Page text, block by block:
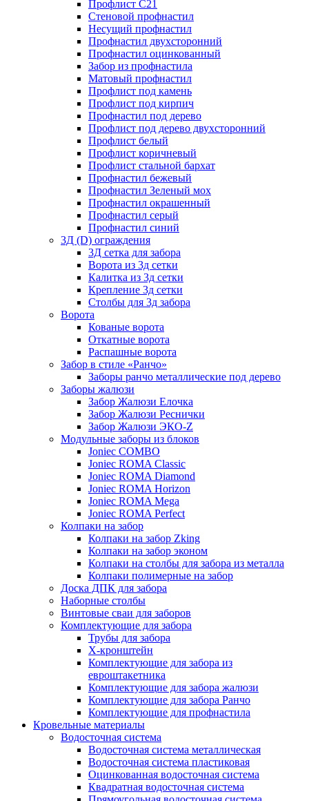
Профлист С21
Стеновой профнастил
Несущий профнастил
Профнастил двухсторонний
Профнастил оцинкованный
Забор из профнастила
Матовый профнастил
Профлист под камень
Профлист под кирпич
Профнастил под дерево
Профлист под дерево двухсторонний
Профлист белый
Профлист коричневый
Профлист стальной бархат
Профнастил бежевый
Профнастил Зеленый мох
Профнастил окрашенный
Профнастил серый
Профнастил синий
3Д (D) ограждения
3Д сетка для забора
Ворота из 3д сетки
Калитка из 3д сетки
Крепление 3д сетки
Столбы для 3д забора
Ворота
Кованые ворота
Откатные ворота
Распашные ворота
Забор в стиле «Ранчо»
Заборы ранчо металлические под дерево
Заборы жалюзи
Забор Жалюзи Елочка
Забор Жалюзи Реснички
Забор Жалюзи ЭКО-Z
Модульные заборы из блоков
Joniec COMBO
Joniec ROMA Classic
Joniec ROMA Diamond
Joniec ROMA Horizon
Joniec ROMA Mega
Joniec ROMA Perfect
Колпаки на забор
Колпаки на забор Zking
Колпаки на забор эконом
Колпаки на столбы для забора из металла
Колпаки полимерные на забор
Доска ДПК для забора
Наборные столбы
Винтовые сваи для заборов
Комплектующие для забора
Трубы для забора
Х-кронштейн
Комплектующие для забора из
евроштакетника
Комплектующие для забора жалюзи
Комплектующие для забора Ранчо
Комплектующие для профнастила
Кровельные материалы
Водосточная система
Водосточная система металлическая
Водосточная система пластиковая
Оцинкованная водосточная система
Квадратная водосточная система